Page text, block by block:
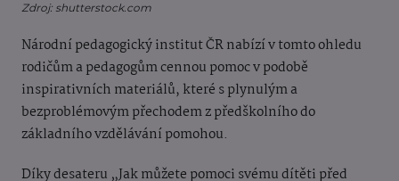
Zdroj: shutterstock.com
Národní pedagogický institut ČR nabízí v tomto ohledu
rodičům a pedagogům cennou pomoc v podobě
inspirativních materiálů, které s plynulým a
bezproblémovým přechodem z předškolního do
základního vzdělávání pomohou.
Díky desateru „Jak můžete pomoci svému dítěti před